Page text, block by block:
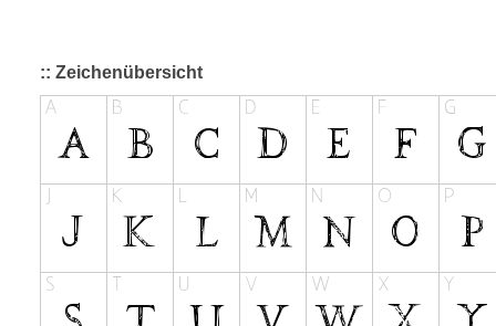
:: Zeichenübersicht